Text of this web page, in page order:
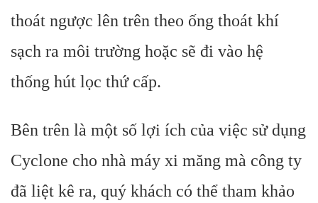
thoát ngược lên trên theo ống thoát khí
sạch ra môi trường hoặc sẽ đi vào hệ
thống hút lọc thứ cấp.
Bên trên là một số lợi ích của việc sử dụng
Cyclone cho nhà máy xi măng mà công ty
đã liệt kê ra, quý khách có thể tham khảo